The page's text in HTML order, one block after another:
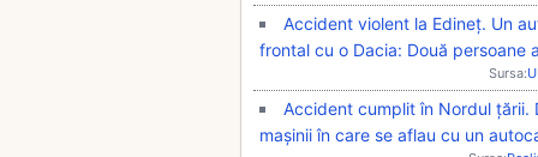
Accident violent la Edineț. Un
frontal cu o Dacia: Două persoane
Sursa:
Accident cumplit în Nordul țării.
mașinii în care se aflau cu un